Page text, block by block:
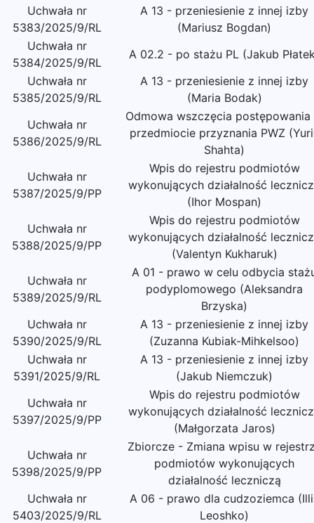
Uchwała nr
5383/2025/9/RL
A 13 - przeniesienie z innej izby
(Mariusz Bogdan)
Uchwała nr
5384/2025/9/RL
A 02.2 - po stażu PL (Jakub
Uchwała nr
5385/2025/9/RL
A 13 - przeniesienie z innej izby
(Maria Bodak)
Uchwała nr
5386/2025/9/RL
Odmowa wszczęcia postępowania
przedmiocie przyznania PWZ
Shahta)
Uchwała nr
5387/2025/9/PP
Wpis do rejestru podmiotów
wykonujących działalność
(Ihor Mospan)
Uchwała nr
5388/2025/9/PP
Wpis do rejestru podmiotów
wykonujących działalność
(Valentyn Kukharuk)
Uchwała nr
5389/2025/9/RL
A 01 - prawo w celu odbycia
podyplomowego (Aleksandra
Brzyska)
Uchwała nr
5390/2025/9/RL
A 13 - przeniesienie z innej izby
(Zuzanna Kubiak-Mihkelsoo)
Uchwała nr
5391/2025/9/RL
A 13 - przeniesienie z innej izby
(Jakub Niemczuk)
Uchwała nr
5397/2025/9/PP
Wpis do rejestru podmiotów
wykonujących działalność
(Małgorzata Jaros)
Uchwała nr
5398/2025/9/PP
Zbiorcze - Zmiana wpisu w
podmiotów wykonujących
działalność leczniczą
Uchwała nr
5403/2025/9/RL
A 06 - prawo dla cudzoziemca
Leoshko)